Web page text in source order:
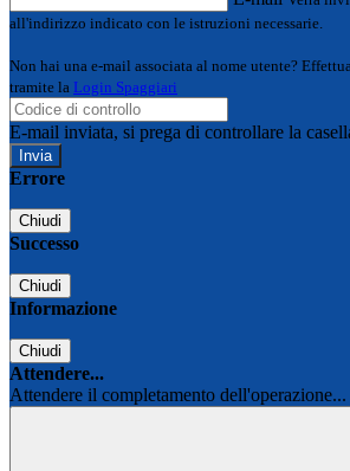
all'indirizzo indicato con le istruzioni necessarie.
Non hai una e-mail associata al nome utente?
tramite la Login Spaggiari
E-mail inviata, si prega di controllare la
Errore
Chiudi
Successo
Chiudi
Informazione
Chiudi
Attendere...
Attendere il completamento dell'operazione...